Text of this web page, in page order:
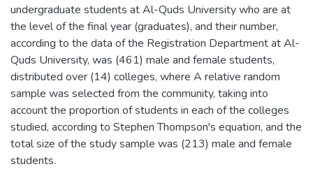
undergraduate students at Al-Quds University who are at
the level of the final year (graduates), and their number,
according to the data of the Registration Department at Al-
Quds University, was (461) male and female students,
distributed over (14) colleges, where A relative random
sample was selected from the community, taking into
account the proportion of students in each of the colleges
studied, according to Stephen Thompson's equation, and the
total size of the study sample was (213) male and female
students.